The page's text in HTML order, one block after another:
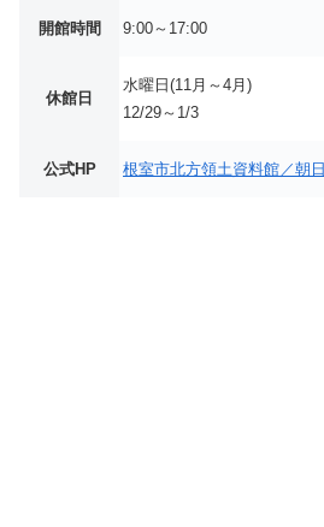
開館時間 9:00～17:00
休館日
水曜日(11月～4月)
12/29～1/3
公式HP 根室市北方領土資料館／朝